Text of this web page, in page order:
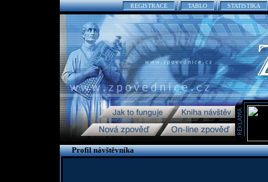
REGISTRACE TABLO STATISTIKA
Profil návštěvníka